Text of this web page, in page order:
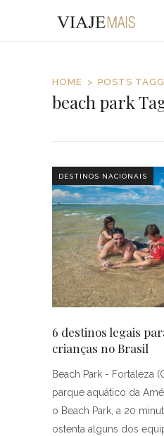
HOME POSTS
beach park
DESTINOS NACIONAIS
6 destinos legais
crianças no Brasil
Beach Park - Fortaleza
parque aquático da
o Beach Park, a 20
ostenta alguns dos